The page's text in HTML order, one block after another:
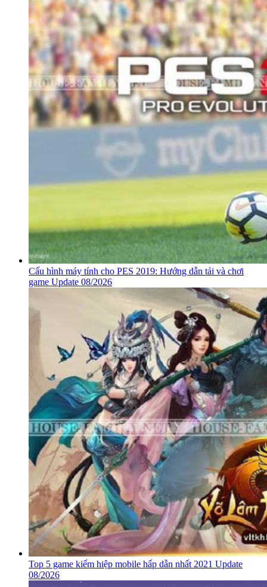
Cấu hình máy tính cho PES 2019: Hướng dẫn tải và chơi
game Update 08/2026
Top 5 game kiếm hiệp mobile hấp dẫn nhất 2021 Update
08/2026